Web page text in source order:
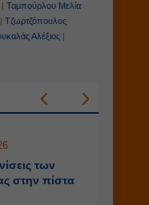
Ταμπούρλου Μελία
Τζωρτζόπουλος
Αλέξιος|
των
στην πίστα